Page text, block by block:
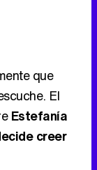
que
El
Estefanía
creer